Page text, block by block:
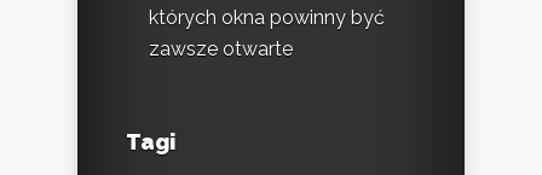
których okna powinny być
zawsze otwarte
Tagi